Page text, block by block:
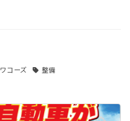
ワコーズ 整備